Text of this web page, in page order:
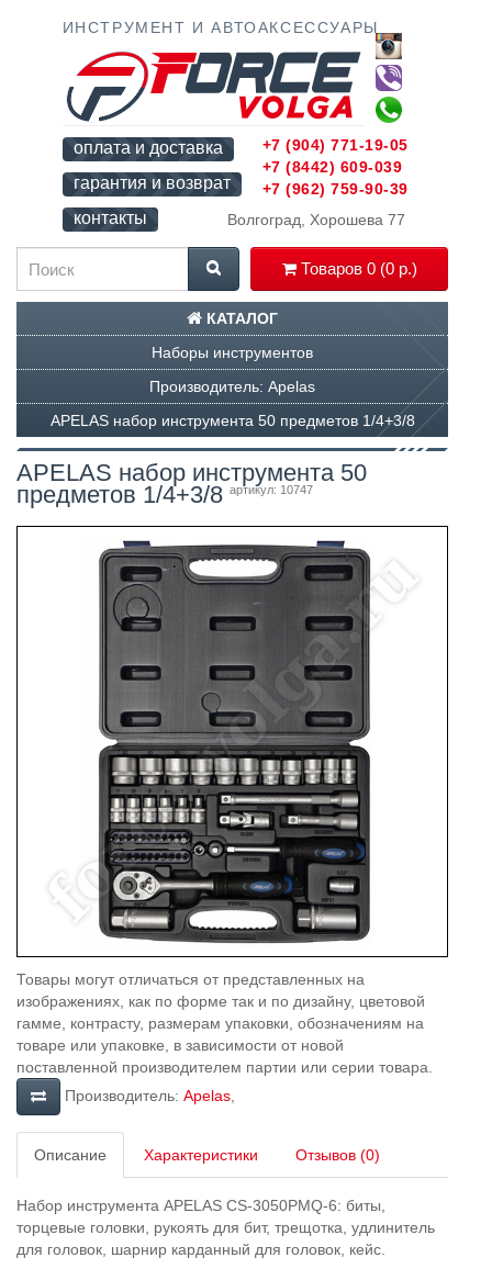
ИНСТРУМЕНТ И АВТОАКСЕССУАРЫ
оплата и доставка
гарантия и возврат
контакты
Волгоград, Хорошева 77
Товаров 0 (0 р.)
+7 (904) 771-19-05
+7 (8442) 609-039
+7 (962) 759-90-39
КАТАЛОГ
Наборы инструментов
Производитель: Apelas
APELAS набор инструмента 50 предметов 1/4+3/8
APELAS набор инструмента 50
предметов 1/4+3/8 артикул: 10747
Товары могут отличаться от представленных на
изображениях, как по форме так и по дизайну, цветовой
гамме, контрасту, размерам упаковки, обозначениям на
товаре или упаковке, в зависимости от новой
поставленной производителем партии или серии товара.
Производитель: Apelas
Описание Характеристики Отзывов (0)
Набор инструмента APELAS CS-3050PMQ-6: биты,
торцевые головки, рукоять для бит, трещотка, удлинитель
для головок, шарнир карданный для головок, кейс.